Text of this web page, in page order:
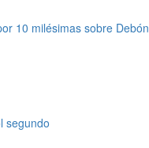
10 milésimas sobre Debón
segundo